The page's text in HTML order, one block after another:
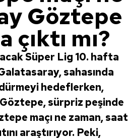
Göztepe
çıktı mı?
Süper Lig 10. hafta
sahasında
hedeflerken,
sürpriz peşinde
maçı ne zaman, saat
araştırıyor. Peki,